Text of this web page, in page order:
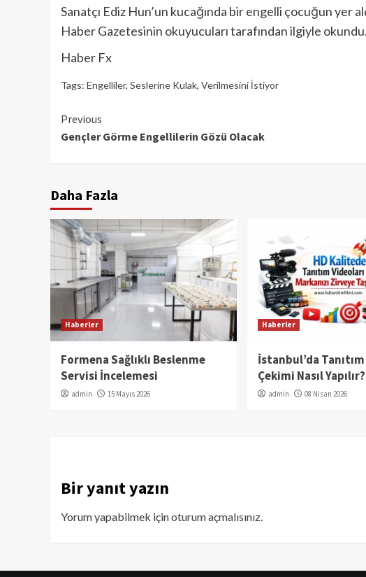
Sanatçı Ediz Hun’un kucağında bir engelli çocuğun yer
Haber Gazetesinin okuyucuları tarafından ilgiyle okundu.
Haber Fx
Tags: Engelliler, Seslerine Kulak, Verilmesini İstiyor
Continue
Reading
Previous
Gençler Görme Engellilerin Gözü Olacak
Daha Fazla
Haberler
Formena Sağlıklı Beslenme
Servisi İncelemesi
admin 15 Mayıs 2026
Haberler
İstanbul’da
Çekimi Nasıl Yapılır?
admin 08 Nisan 2026
Bir yanıt yazın
Yorum yapabilmek içinoturum açmalısınız.